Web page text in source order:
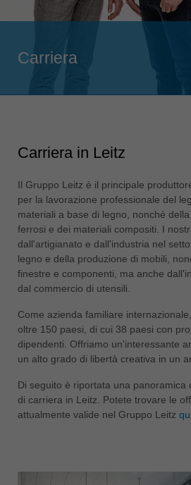
Singapore
english
Slovenija
türkçe
USA
english
Việt Nam
tiếng việt
中国
中文
ประเทศไทย
ไทย
yкраїнська
Carriera
Carriera in Leitz
Il Gruppo Leitz è il principale
per la lavorazione professionale del
materiali a base di legno, nonché
ferrosi e dei materiali compositi. I
dall'artigianato e dall'industria nel
legno e della produzione di mobili,
finestre e componenti, ma anche
dal commercio di utensili.
Come azienda familiare
oltre 150 paesi, di cui 38 paesi con
dipendenti. Offriamo un'interessante
un alto grado di libertà creativa in un
Di seguito è riportata una panoramica
di carriera in Leitz. Potete trovare le
attualmente valide nel Gruppo Leitz qui